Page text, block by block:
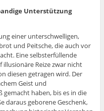
Unterstützung
einer unterschwelligen,
und Peitsche, die auch vor
Eine selbsterfüllende
illusionäre Reize zwar nicht
diesen getragen wird. Der
Geist und
haben, bis es in die
daraus geborene Geschenk,